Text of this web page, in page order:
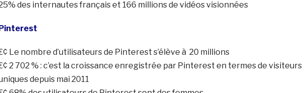
des internautes français et 166 millions de vidéos visionnées
Le nombre d’utilisateurs de Pinterest s’élève à 20 millions
2 702 % : c’est la croissance enregistrée par Pinterest en termes de visiteurs
depuis mai 2011